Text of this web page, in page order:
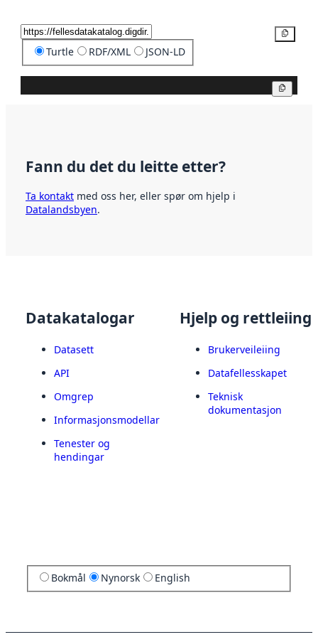
Turtle RDF/XML JSON-LD
Fann du det du leitte etter?
Ta kontakt med oss her, eller spør om hjelp i
Datalandsbyen.
Datakatalogar
Datasett
API
Omgrep
Informasjonsmodellar
Tenester og
hendingar
Hjelp og rettleiing
Brukerveileiing
Datafellesskapet
Teknisk
dokumentasjon
Bokmål Nynorsk English